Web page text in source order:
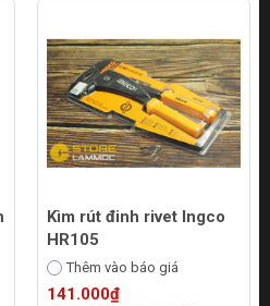
Kìm rút đinh rivet Ingco
HR105
Thêm vào báo giá
141.000₫